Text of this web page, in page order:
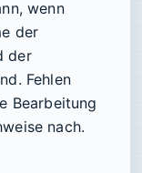
wenn
der
der
Fehlen
Bearbeitung
nach.